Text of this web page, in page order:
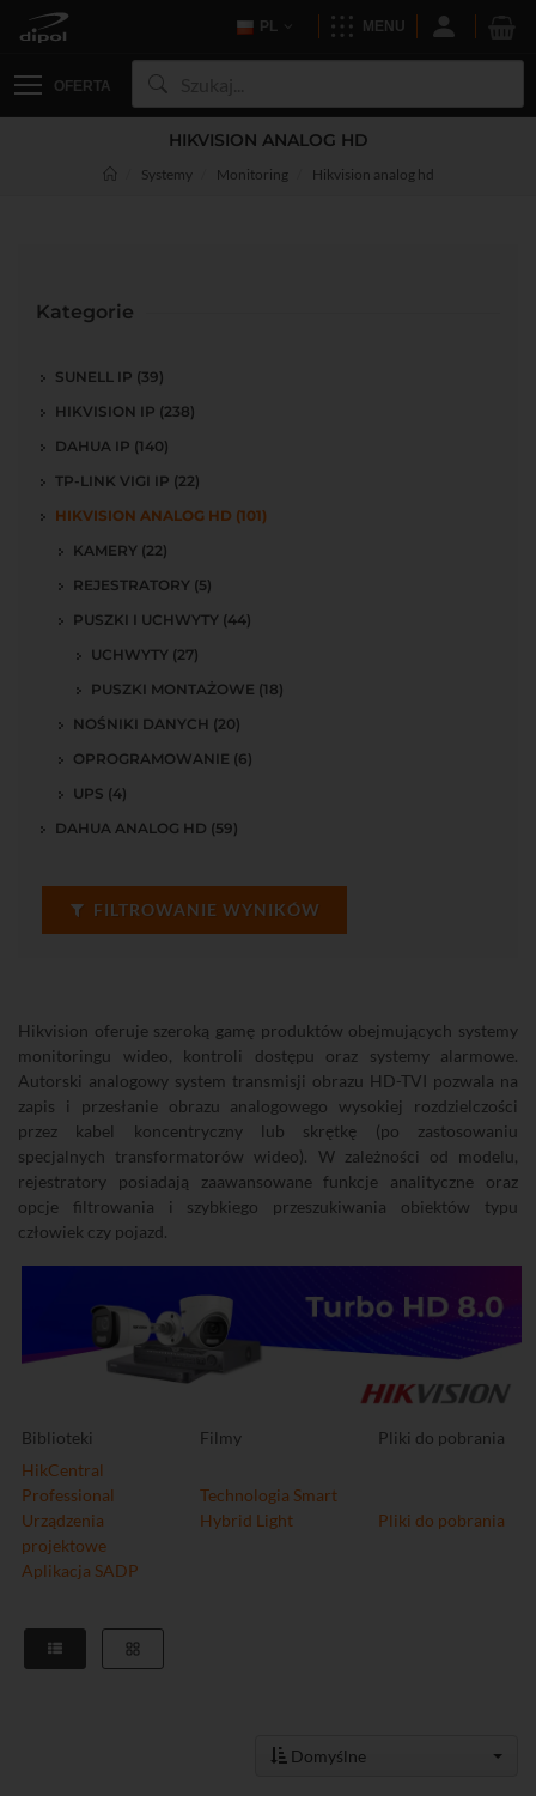
PL MENU
OFERTA
HIKVISION ANALOG HD
Systemy Monitoring Hikvision analog hd
Kategorie
SUNELL IP (39)
HIKVISION IP (238)
DAHUA IP (140)
TP-LINK VIGI IP (22)
HIKVISION ANALOG HD (101)
KAMERY (22)
REJESTRATORY (5)
PUSZKI I UCHWYTY (44)
UCHWYTY (27)
PUSZKI MONTAŻOWE (18)
NOŚNIKI DANYCH (20)
OPROGRAMOWANIE (6)
UPS (4)
DAHUA ANALOG HD (59)
FILTROWANIE WYNIKÓW
Hikvision oferuje szeroką gamę produktów obejmujących systemy
monitoringu wideo, kontroli dostępu oraz systemy alarmowe.
Autorski analogowy system transmisji obrazu HD-TVI pozwala na
zapis i przesłanie obrazu analogowego wysokiej rozdzielczości
przez kabel koncentryczny lub skrętkę (po zastosowaniu
specjalnych transformatorów wideo). W zależności od modelu,
rejestratory posiadają zaawansowane funkcje analityczne oraz
opcje filtrowania i szybkiego przeszukiwania obiektów typu
człowiek czy pojazd.
Biblioteki Filmy
Pliki do pobrania
HikCentral
Professional
Urządzenia
projektowe
Aplikacja SADP
Technologia Smart
Hybrid Light
Pliki do pobrania
Domyślne